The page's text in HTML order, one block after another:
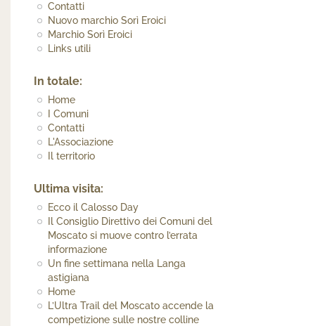
Contatti
Nuovo marchio Sorì Eroici
Marchio Sorì Eroici
Links utili
In totale:
Home
I Comuni
Contatti
L'Associazione
Il territorio
Ultima visita:
Ecco il Calosso Day
Il Consiglio Direttivo dei Comuni del
Moscato si muove contro l’errata
informazione
Un fine settimana nella Langa
astigiana
Home
L’Ultra Trail del Moscato accende la
competizione sulle nostre colline